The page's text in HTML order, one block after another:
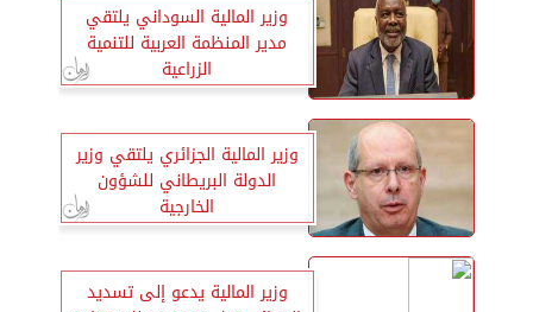
وزير المالية السوداني يلتقي
مدير المنظمة العربية للتنمية
الزراعية
وزير المالية الجزائري يلتقي وزير
الدولة البريطاني للشؤون
الخارجية
وزير المالية يدعو إلى تسديد